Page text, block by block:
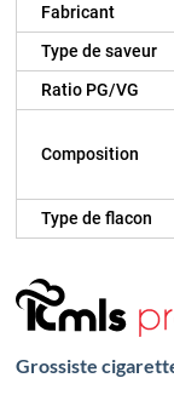
Fabricant
Type de saveur
Ratio PG/VG
Composition
Type de flacon
Grossiste